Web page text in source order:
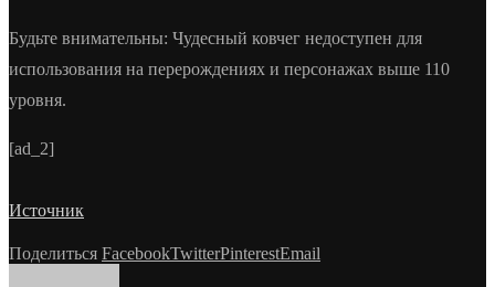
Будьте внимательны: Чудесный ковчег недоступен для
использования на перерождениях и персонажах выше 110
уровня.
[ad_2]
Источник
Поделиться FacebookTwitterPinterestEmail